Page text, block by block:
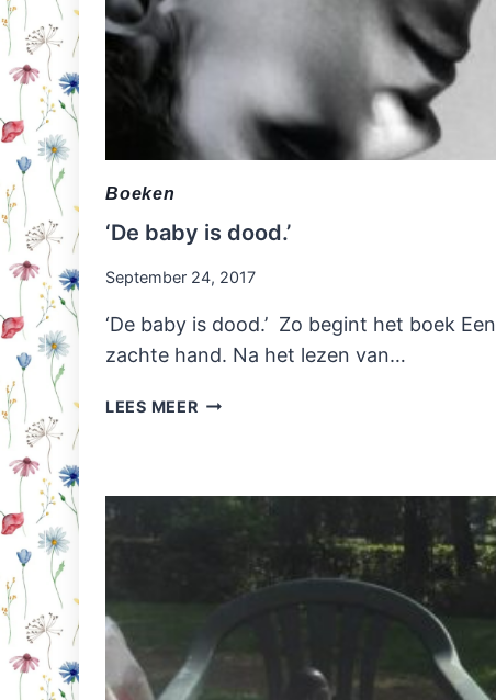
Boeken
‘De baby is dood.’
September 24, 2017
‘De baby is dood.’ Zo begint het boek Een
zachte hand. Na het lezen van…
LEES MEER‘DE